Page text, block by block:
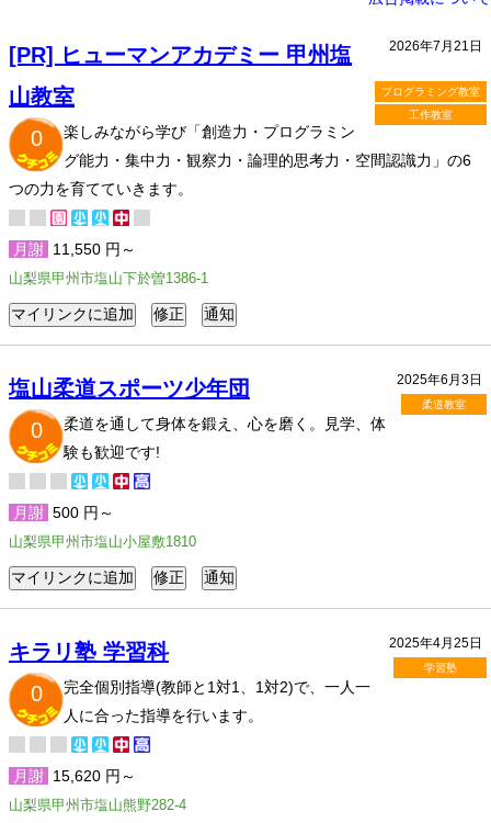
2026年7月21日
プログラミング教室
工作教室
[PR] ヒューマンアカデミー 甲州塩
山教室
0
楽しみながら学び「創造力・プログラミン
グ能力・集中力・観察力・論理的思考力・空間認識力」の6
つの力を育てていきます。
月謝 11,550 円～
山梨県甲州市塩山下於曽1386-1
2025年6月3日
柔道教室
塩山柔道スポーツ少年団
0
柔道を通して身体を鍛え、心を磨く。見学、体
験も歓迎です!
月謝 500 円～
山梨県甲州市塩山小屋敷1810
2025年4月25日
学習塾
キラリ塾 学習科
0
完全個別指導(教師と1対1、1対2)で、一人一
人に合った指導を行います。
月謝 15,620 円～
山梨県甲州市塩山熊野282-4